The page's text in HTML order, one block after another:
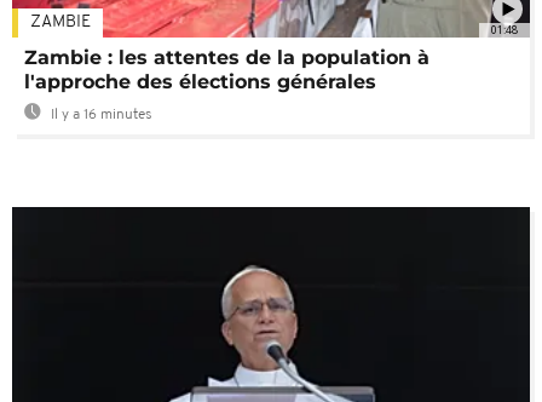
01:48
ZAMBIE
Zambie : les attentes de la population à
l'approche des élections générales
Il y a 16 minutes